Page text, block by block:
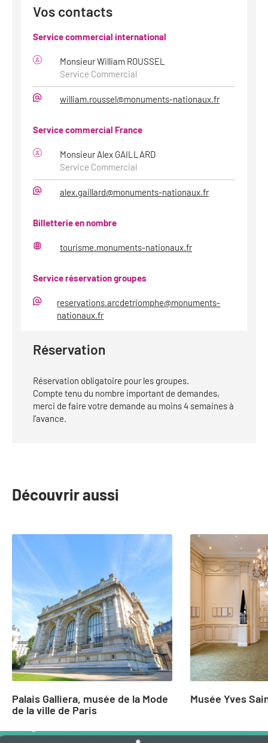
Vos contacts
Service commercial international
Monsieur William ROUSSEL
Service Commercial
william.roussel@monuments-nationaux.fr
Service commercial France
Monsieur Alex GAILLARD
Service Commercial
alex.gaillard@monuments-nationaux.fr
Billetterie en nombre
web
tourisme.monuments-nationaux.fr
Service réservation groupes
reservations.arcdetriomphe@monuments-
nationaux.fr
Réservation
Réservation obligatoire pour les groupes.
Compte tenu du nombre important de demandes,
merci de faire votre demande au moins 4 semaines à
l’avance.
Découvrir aussi
slide
of
23
Palais Galliera, musée de la Mode
de la ville de Paris
Musée Yves